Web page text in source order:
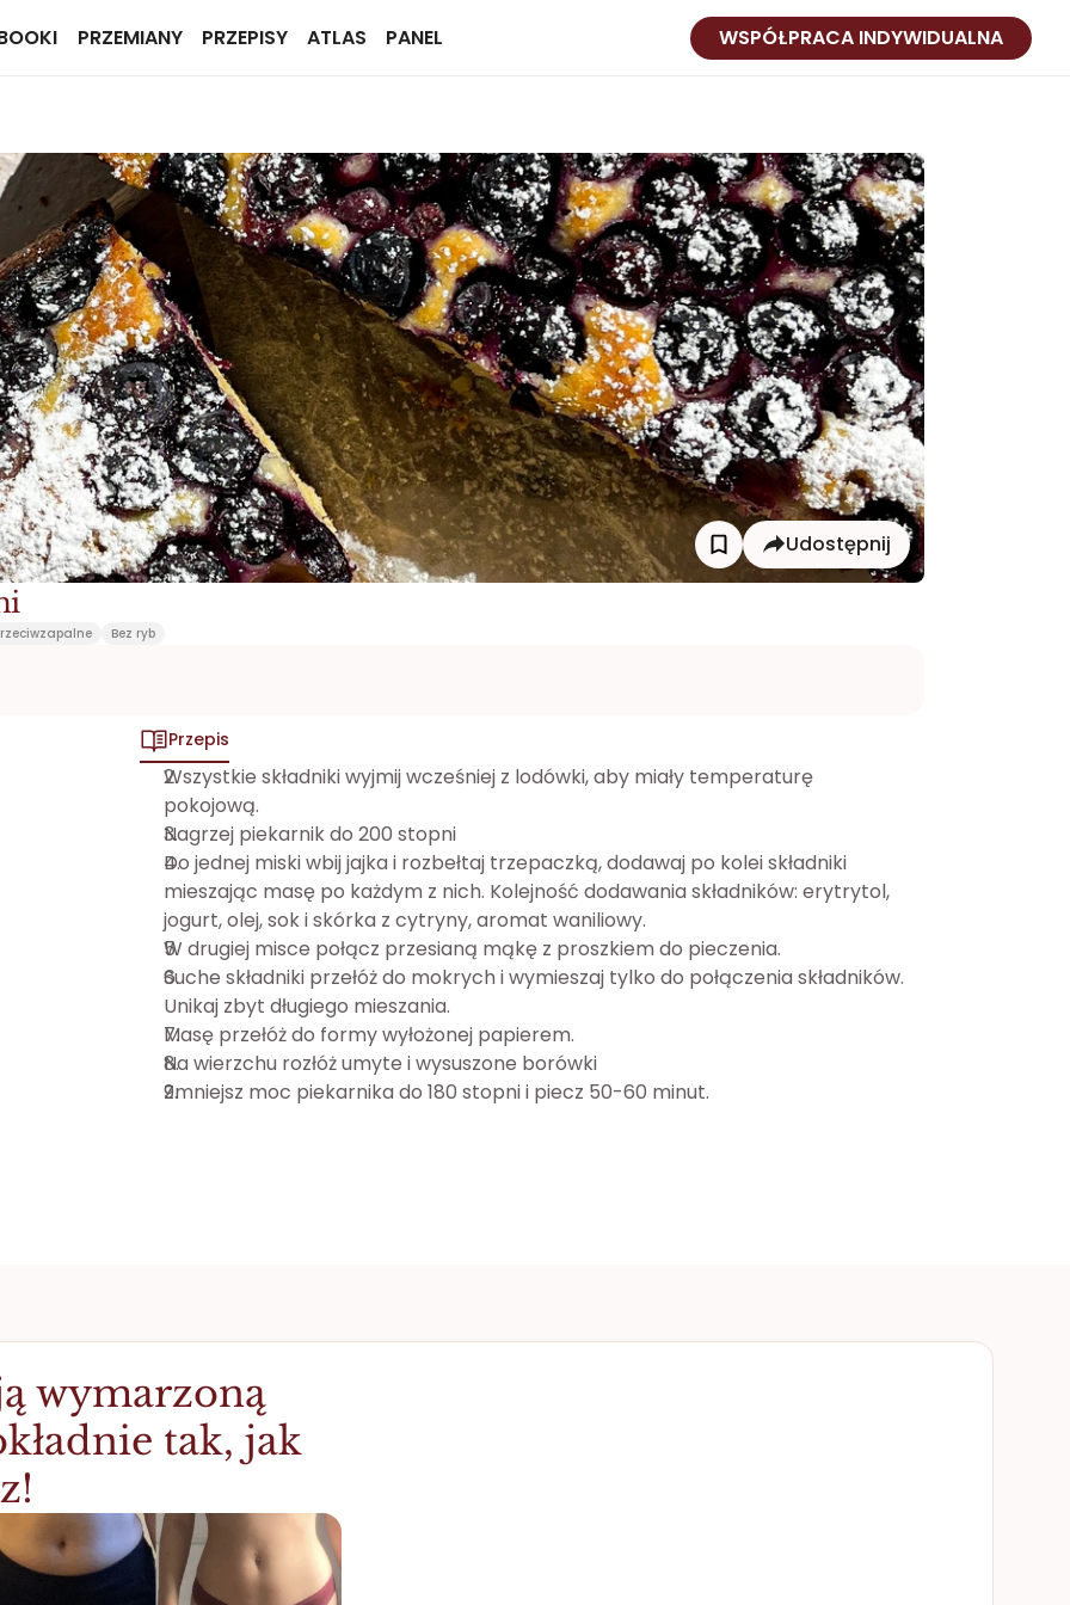
PRZEMIANY PRZEPISY ATLAS PANEL WSPÓŁPRACA INDYWIDUALNA
Udostępnij
Bez ryb
Przepis
Wszystkie składniki wyjmij wcześniej z lodówki, aby miały temperaturę
pokojową.
Nagrzej piekarnik do 200 stopni
Do jednej miski wbij jajka i rozbełtaj trzepaczką, dodawaj po kolei składniki
mieszając masę po każdym z nich. Kolejność dodawania składników: erytrytol,
jogurt, olej, sok i skórka z cytryny, aromat waniliowy.
W drugiej misce połącz przesianą mąkę z proszkiem do pieczenia.
Suche składniki przełóż do mokrych i wymieszaj tylko do połączenia składników.
Unikaj zbyt długiego mieszania.
Masę przełóż do formy wyłożonej papierem.
Na wierzchu rozłóż umyte i wysuszone borówki
Zmniejsz moc piekarnika do 180 stopni i piecz 50-60 minut.
wymarzoną
tak, jak